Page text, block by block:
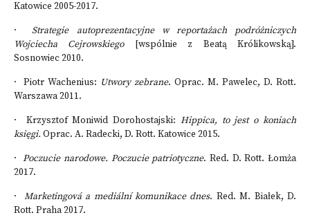
Katowice 2005-2017.
·Strategie autoprezentacyjne w reportażach podróżniczych
Wojciecha Cejrowskiego[wspólnie z Beatą Królikowską].
Sosnowiec 2010.
· Piotr Wachenius: Utwory zebrane. Oprac. M. Pawelec, D. Rott.
Warszawa 2011.
· Krzysztof Moniwid Dorohostajski: Hippica, to jest o koniach
księgi. Oprac. A. Radecki, D. Rott. Katowice 2015.
·Poczucie narodowe. Poczucie patriotyczne. Red. D. Rott. Łomża
2017.
· Marketingová a mediální komunikace dnes. Red. M. Białek, D.
Rott. Praha 2017.